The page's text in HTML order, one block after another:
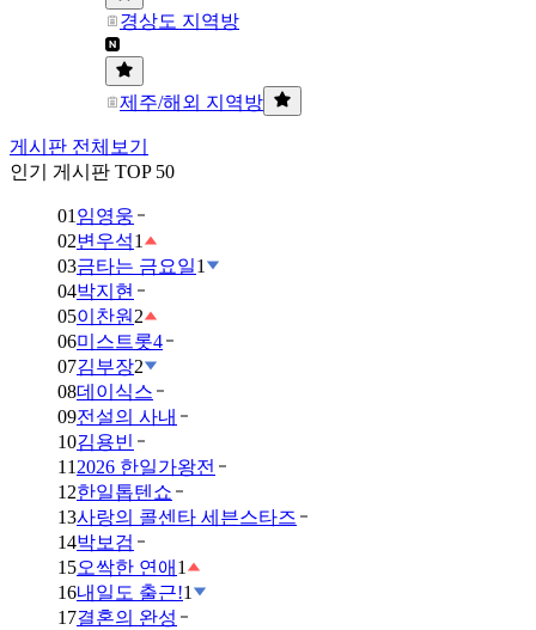
경상도 지역방
제주/해외 지역방
게시판 전체보기
인기 게시판 TOP 50
01 임영웅
02변우석1
03금타는 금요일1
04박지현
05이찬원 2
06미스트롯4
07김부장2
08데이식스
09전설의 사내
10김용빈
11 2026 한일가왕전
12한일톱텐쇼
13사랑의 콜센타 세븐스타즈
14박보검
15오싹한 연애 1
16내일도 출근!1
17결혼의 완성